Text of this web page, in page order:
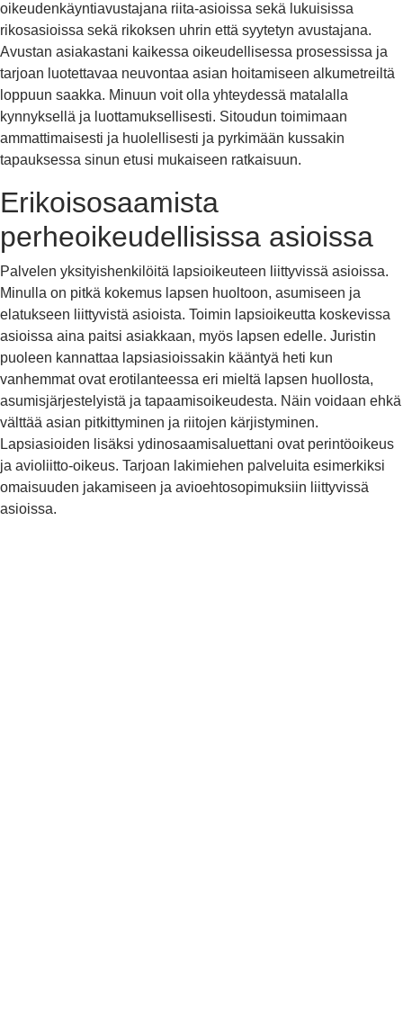
oikeudenkäyntiavustajana riita-asioissa sekä lukuisissa
rikosasioissa sekä rikoksen uhrin että syytetyn avustajana.
Avustan asiakastani kaikessa oikeudellisessa prosessissa ja
tarjoan luotettavaa neuvontaa asian hoitamiseen alkumetreiltä
loppuun saakka. Minuun voit olla yhteydessä matalalla
kynnyksellä ja luottamuksellisesti. Sitoudun toimimaan
ammattimaisesti ja huolellisesti ja pyrkimään kussakin
tapauksessa sinun etusi mukaiseen ratkaisuun.
Erikoisosaamista
perheoikeudellisissa asioissa
Palvelen yksityishenkilöitä lapsioikeuteen liittyvissä asioissa.
Minulla on pitkä kokemus lapsen huoltoon, asumiseen ja
elatukseen liittyvistä asioista. Toimin lapsioikeutta koskevissa
asioissa aina paitsi asiakkaan, myös lapsen edelle. Juristin
puoleen kannattaa lapsiasioissakin kääntyä heti kun
vanhemmat ovat erotilanteessa eri mieltä lapsen huollosta,
asumisjärjestelyistä ja tapaamisoikeudesta. Näin voidaan ehkä
välttää asian pitkittyminen ja riitojen kärjistyminen.
Lapsiasioiden lisäksi ydinosaamisaluettani ovat perintöoikeus
ja avioliitto-oikeus. Tarjoan lakimiehen palveluita esimerkiksi
omaisuuden jakamiseen ja avioehtosopimuksiin liittyvissä
asioissa.